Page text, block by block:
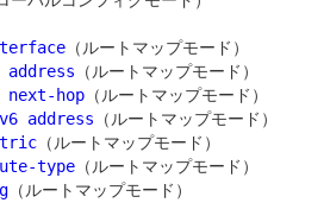
（ルートマップモード）
（ルートマップモード）
next-hop （ルートマップモード）
address （ルートマップモード）
（ルートマップモード）
type （ルートマップモード）
（ルートマップモード）